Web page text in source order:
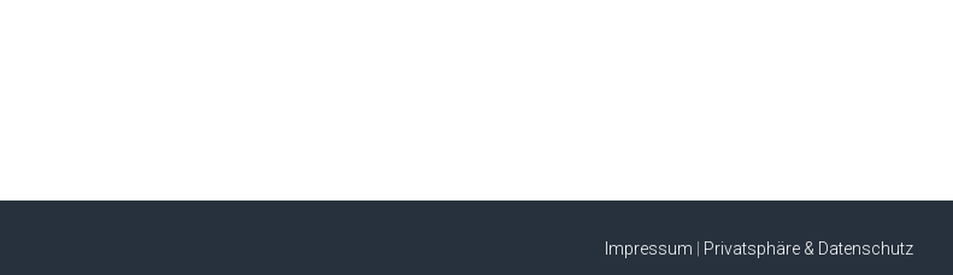
Impressum Privatsphäre & Datenschutz